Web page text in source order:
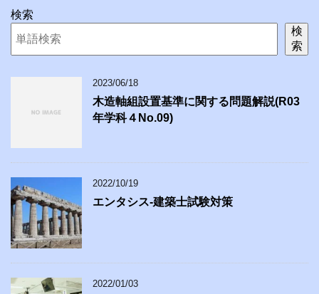
検索
検
索
2023/06/18
木造軸組設置基準に関する問題解説(R03
年学科４No.09)
2022/10/19
エンタシス-建築士試験対策
2022/01/03